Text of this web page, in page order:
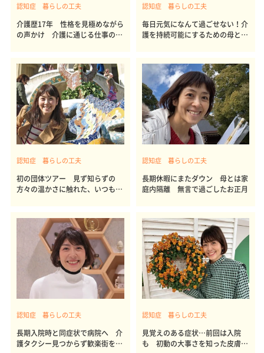
認知症 暮らしの工夫
介護歴17年 性格を見極めながら
の声かけ 介護に通じる仕事の秘
認知症 暮らしの工夫
毎日元気になんて過ごせない！介
護を持続可能にするための母と私
認知症 暮らしの工夫
初の団体ツアー 見ず知らずの
方々の温かさに触れた、いつもと
認知症 暮らしの工夫
長期休暇にまたダウン 母とは家
庭内隔離 無言で過ごしたお正月
認知症 暮らしの工夫
長期入院時と同症状で病院へ 介
護タクシー見つからず歓楽街を車
認知症 暮らしの工夫
見覚えのある症状…前回は入院
も 初動の大事さを知った皮膚ト